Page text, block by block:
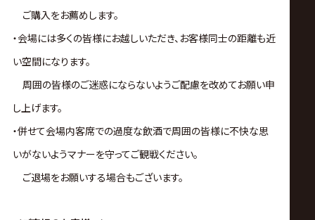
ご購入をお薦めします。
・会場には多くの皆様にお越しいただき、お客様同士の距離も近
い空間になります。
周囲の皆様のご迷惑にならないようご配慮を改めてお願い申
し上げます。
・併せて会場内客席での過度な飲酒で周囲の皆様に不快な思
いがないようマナーを守ってご観戦ください。
ご退場をお願いする場合もございます。